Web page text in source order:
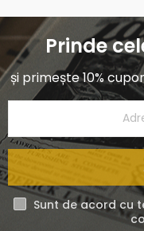
Prinde
și primește 10%
Sunt de acord cu